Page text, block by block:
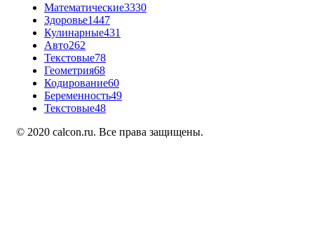
Математические3330
Здоровье1447
Кулинарные431
Авто262
Текстовые78
Геометрия68
Кодирование60
Беременность49
Текстовые48
© 2020 calcon.ru. Все права защищены.